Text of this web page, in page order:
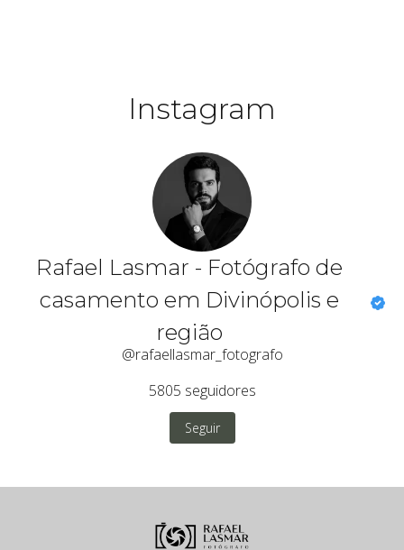
Instagram
Rafael Lasmar - Fotógrafo de
casamento em Divinópolis e
região
@rafaellasmar_fotografo
5805 seguidores
Seguir